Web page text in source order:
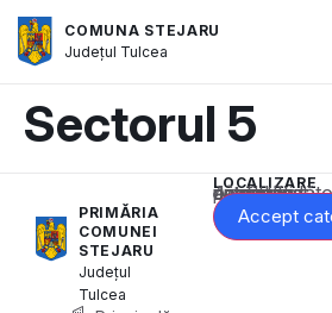
COMUNA STEJARU
Județul Tulcea
Sectorul 5
PRIMĂRIA
COMUNEI
STEJARU
Județul
Tulcea
LOCALIZARE
Acest conținut este blocat până când acceptați categoria corespunzătoare de cookie-uri.
Accept